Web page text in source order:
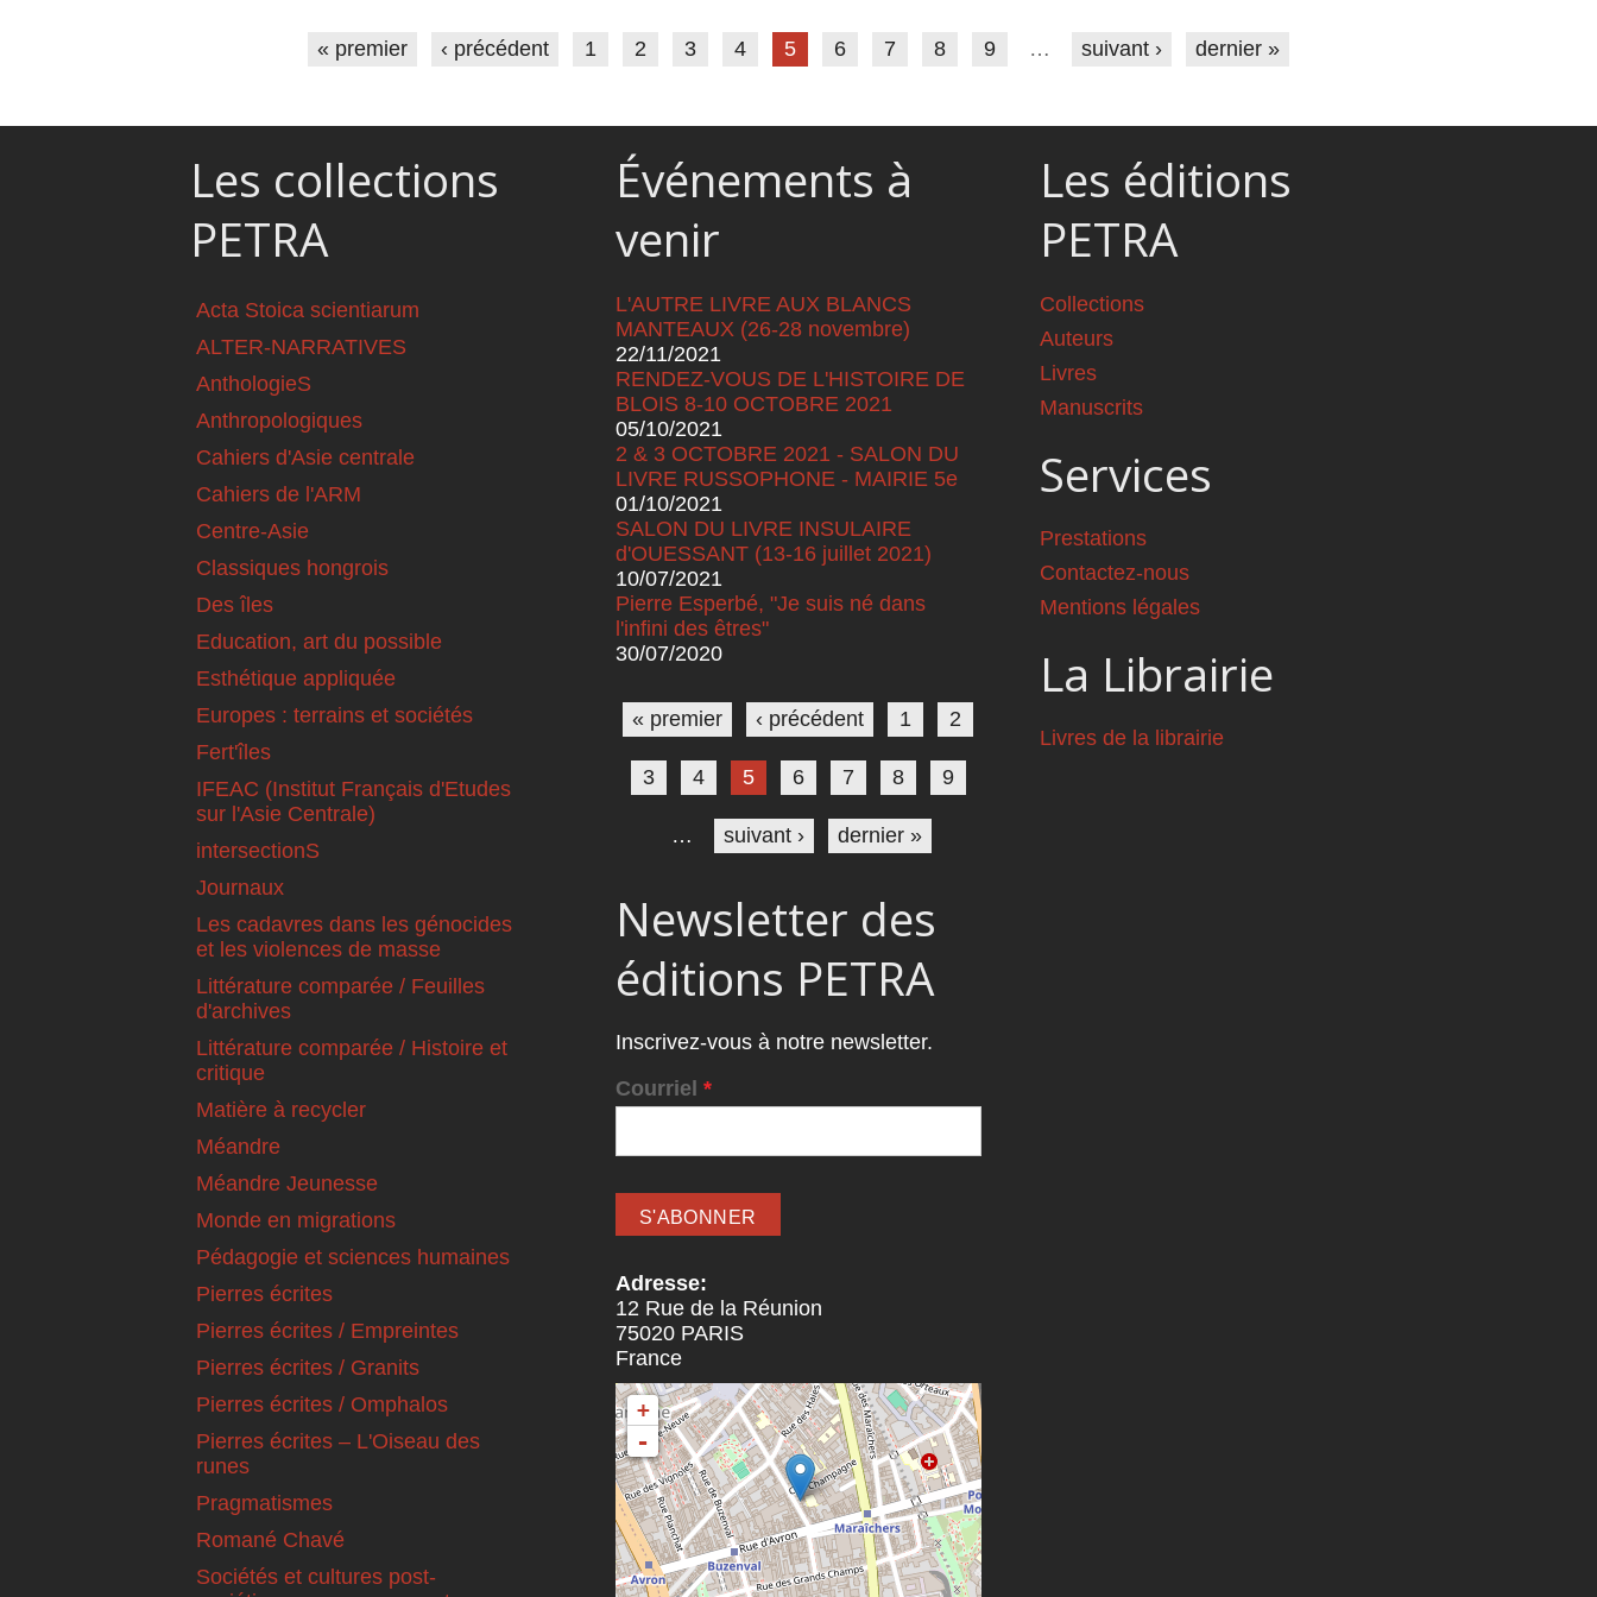
« premier ‹ précédent 1 2 3 4 5 6 7 8 9 … suivant › dernier »
Les collections
PETRA
Acta Stoica scientiarum
ALTER-NARRATIVES
AnthologieS
Anthropologiques
Cahiers d'Asie centrale
Cahiers de l'ARM
Centre-Asie
Classiques hongrois
Des îles
Education, art du possible
Esthétique appliquée
Europes : terrains et sociétés
Fert'îles
IFEAC (Institut Français d'Etudes
sur l'Asie Centrale)
intersectionS
Journaux
Les cadavres dans les génocides
et les violences de masse
Littérature comparée / Feuilles
d'archives
Littérature comparée / Histoire et
critique
Matière à recycler
Méandre
Méandre Jeunesse
Monde en migrations
Pédagogie et sciences humaines
Pierres écrites
Pierres écrites / Empreintes
Pierres écrites / Granits
Pierres écrites / Omphalos
Pierres écrites – L'Oiseau des
runes
Pragmatismes
Romané Chavé
Sociétés et cultures post-
Événements à
venir
L'AUTRE LIVRE AUX BLANCS
MANTEAUX (26-28 novembre)
22/11/2021
RENDEZ-VOUS DE L'HISTOIRE DE
BLOIS 8-10 OCTOBRE 2021
05/10/2021
2 & 3 OCTOBRE 2021 - SALON DU
LIVRE RUSSOPHONE - MAIRIE 5e
01/10/2021
SALON DU LIVRE INSULAIRE
d'OUESSANT (13-16 juillet 2021)
10/07/2021
Pierre Esperbé, "Je suis né dans
l'infini des êtres"
30/07/2020
Pages
« premier ‹ précédent 1 2
3 4 5 6 7 8 9
… suivant › dernier »
Newsletter des
éditions PETRA
Inscrivez-vous à notre newsletter.
Courriel *
Adresse:
12 Rue de la Réunion
75020 PARIS
France
+
-
Les éditions
PETRA
Collections
Auteurs
Livres
Manuscrits
Services
Prestations
Contactez-nous
Mentions légales
La Librairie
Livres de la librairie